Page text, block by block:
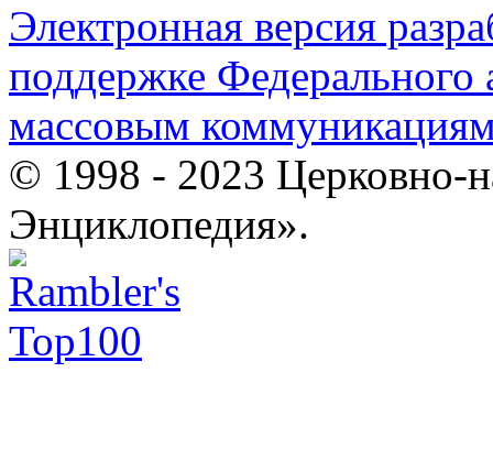
Электронная версия
поддержке Федерального
массовым
© 1998 - 2023 Церковно-
Энциклопедия».